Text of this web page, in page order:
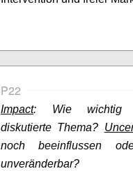
P22
Impact: Wie
diskutierte Thema?
noch beeinflussen
unveränderbar?